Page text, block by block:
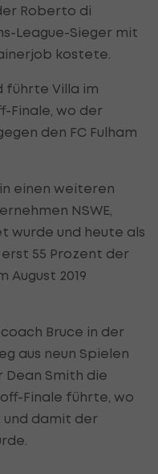
Roberto di
League-Sieger mit
kostete.
führte Villa im
Finale, wo der
den FC Fulham
einen weiteren
NSWE,
wurde und heute als
55 Prozent der
August 2019
Bruce in der
aus neun Spielen
Dean Smith die
Finale führte, wo
und damit der